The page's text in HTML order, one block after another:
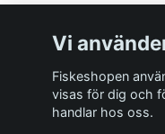
Vi
Fiskeshopen
visas för dig och
handlar hos oss.